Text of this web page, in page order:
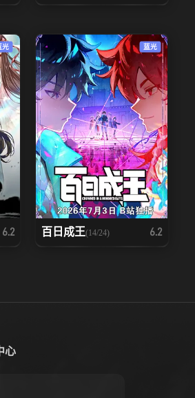
光
6.2
蓝光
百日成王(14/24) 6.2
心